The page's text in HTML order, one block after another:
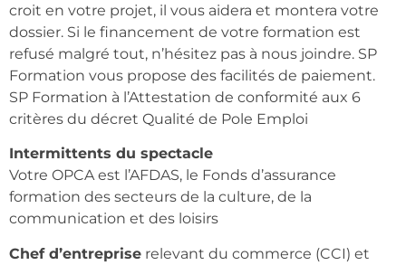
croit en votre projet, il vous aidera et montera votre
dossier. Si le financement de votre formation est
refusé malgré tout, n’hésitez pas à nous joindre. SP
Formation vous propose des facilités de paiement.
SP Formation à l’Attestation de conformité aux 6
critères du décret Qualité de Pole Emploi
Intermittents du spectacle
Votre OPCA est l’AFDAS, le Fonds d’assurance
formation des secteurs de la culture, de la
communication et des loisirs
Chef d’entreprise relevant du commerce (CCI) et